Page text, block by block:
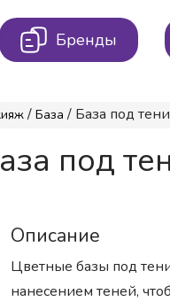
Бренды
/ База / База под
под
Описание
Цветные базы под
нанесением теней,